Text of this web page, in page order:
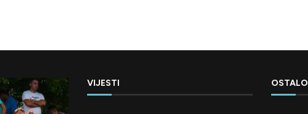
VIJESTI OSTALO